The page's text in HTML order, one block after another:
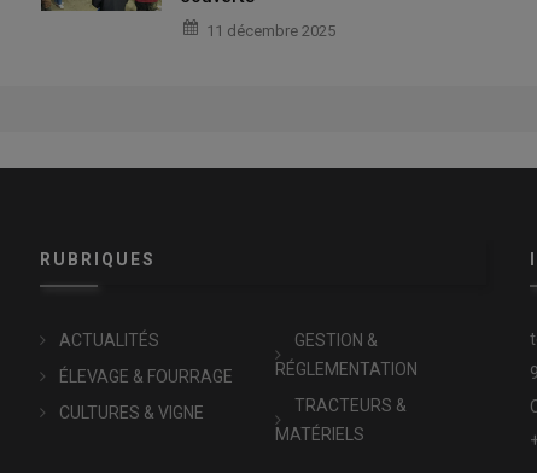
11 décembre 2025
RUBRIQUES
ACTUALITÉS
ÉLEVAGE & FOURRAGE
CULTURES & VIGNE
GESTION &
RÉGLEMENTATION
TRACTEURS &
MATÉRIELS